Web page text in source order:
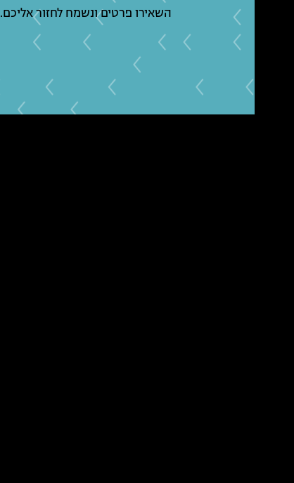
השאירו פרטים ונשמח לחזור אליכם.